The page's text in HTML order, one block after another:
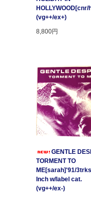
(vg++/ex+)
8,800円
GENTLE
TORMENT TO
ME[sarah]'91/
Inch w/label cat.
(vg++/ex-)